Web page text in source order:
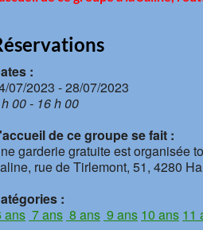
:
07/2023 - 28/07/2023
00 - 16 h 00
de ce groupe se fait :
garderie gratuite est organisée
rue de Tirlemont, 51, 4280
:
ans 7 ans 8 ans 9 ans 10 ans 11